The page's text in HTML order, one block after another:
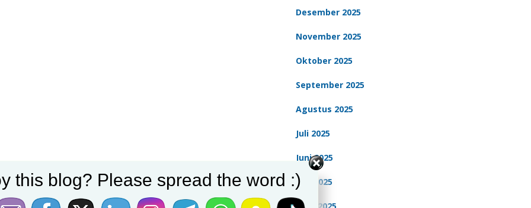
Desember 2025
November 2025
Oktober 2025
September 2025
Agustus 2025
Juli 2025
Juni 2025
Mei 2025
this blog? Please spread the word :)